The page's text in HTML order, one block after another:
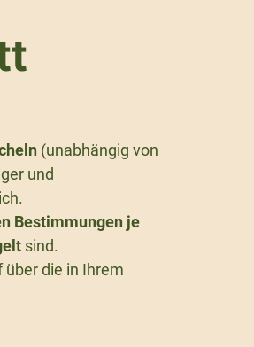
(unabhängig von
und
Bestimmungen je
sind.
über die in Ihrem